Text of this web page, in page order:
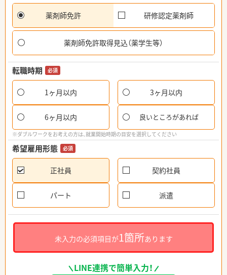
薬剤師免許 研修認定薬剤師
薬剤師免許取得見込（薬学生等）
転職時期 必須
1ヶ月以内 3ヶ月以内
6ヶ月以内 良いところがあれば
※ダブルワークをお考えの方は、就業開始時期の目安を選択してください
希望雇用形態 必須
正社員 契約社員
パート 派遣
未入力の必須項目が1箇所あります
LINE連携で簡単入力！